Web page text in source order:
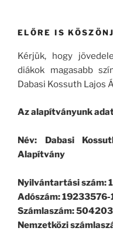
ELŐRE IS
Kérjük, hogy
diákok magasabb
Dabasi Kossuth Lajos
Az alapítványunk
Név: Dabasi
Alapítvány
Nyilvántartási szám:
Adószám: 19233576-
Számlaszám:
Nemzetközi